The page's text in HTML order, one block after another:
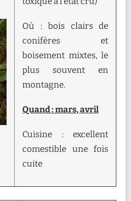
Où : bois clairs de
conifères et
boisement mixtes, le
plus souvent en
montagne.
Quand : mars, avril
Cuisine : excellent
comestible une fois
cuite